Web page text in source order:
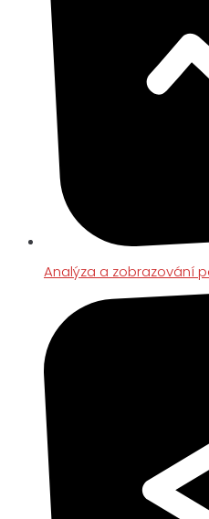
Analýza a zobrazování